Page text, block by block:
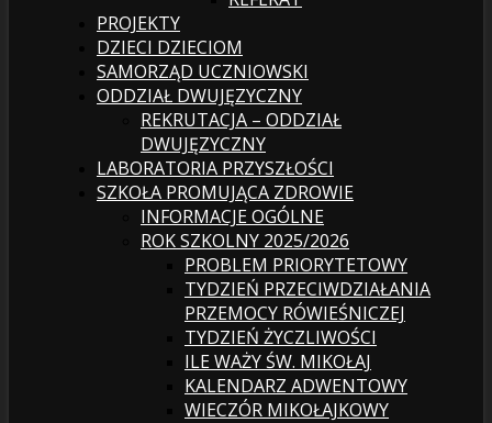
PROJEKTY
DZIECI DZIECIOM
SAMORZĄD UCZNIOWSKI
ODDZIAŁ DWUJĘZYCZNY
REKRUTACJA – ODDZIAŁ
DWUJĘZYCZNY
LABORATORIA PRZYSZŁOŚCI
SZKOŁA PROMUJĄCA ZDROWIE
INFORMACJE OGÓLNE
ROK SZKOLNY 2025/2026
PROBLEM PRIORYTETOWY
TYDZIEŃ PRZECIWDZIAŁANIA
PRZEMOCY RÓWIEŚNICZEJ
TYDZIEŃ ŻYCZLIWOŚCI
ILE WAŻY ŚW. MIKOŁAJ
KALENDARZ ADWENTOWY
WIECZÓR MIKOŁAJKOWY